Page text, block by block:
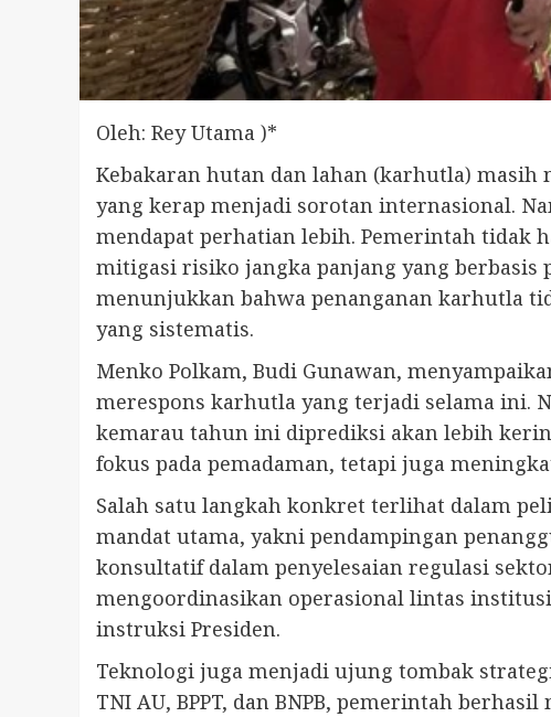
Oleh: Rey Utama )*
Kebakaran hutan dan lahan (karhutla)
yang kerap menjadi sorotan internasional.
mendapat perhatian lebih. Pemerintah tidak
mitigasi risiko jangka panjang yang berbasis
menunjukkan bahwa penanganan karhutla
yang sistematis.
Menko Polkam, Budi Gunawan,
merespons karhutla yang terjadi selama ini.
kemarau tahun ini diprediksi akan lebih
fokus pada pemadaman, tetapi juga
Salah satu langkah konkret terlihat dalam
mandat utama, yakni pendampingan
konsultatif dalam penyelesaian regulasi
mengoordinasikan operasional lintas
instruksi Presiden.
Teknologi juga menjadi ujung tombak
TNI AU, BPPT, dan BNPB, pemerintah